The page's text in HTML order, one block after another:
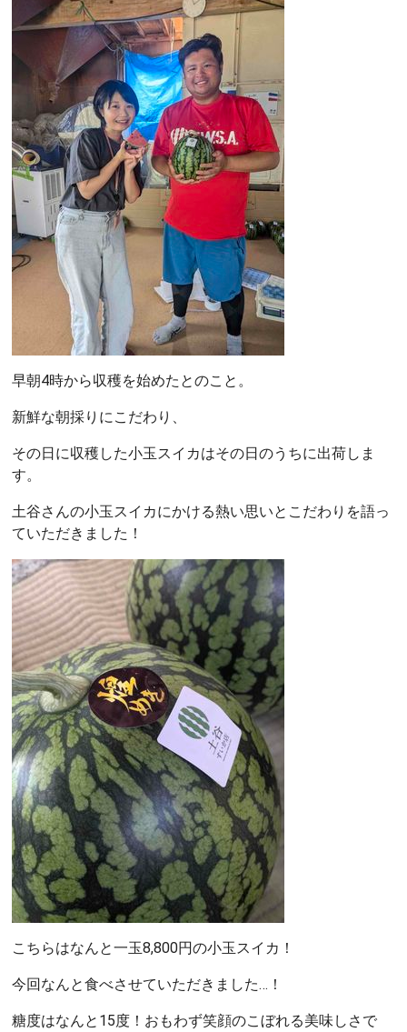
早朝4時から収穫を始めたとのこと。
新鮮な朝採りにこだわり、
その日に収穫した小玉スイカはその日のうちに出荷しま
す。
土谷さんの小玉スイカにかける熱い思いとこだわりを語っ
ていただきました！
こちらはなんと一玉8,800円の小玉スイカ！
今回なんと食べさせていただきました…！
糖度はなんと15度！おもわず笑顔のこぼれる美味しさで